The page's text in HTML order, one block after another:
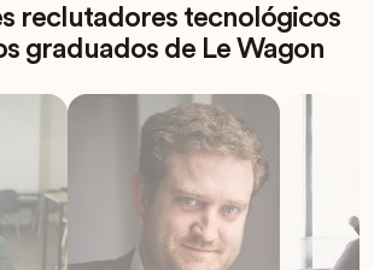
reclutadores tecnológicos
graduados de Le Wagon